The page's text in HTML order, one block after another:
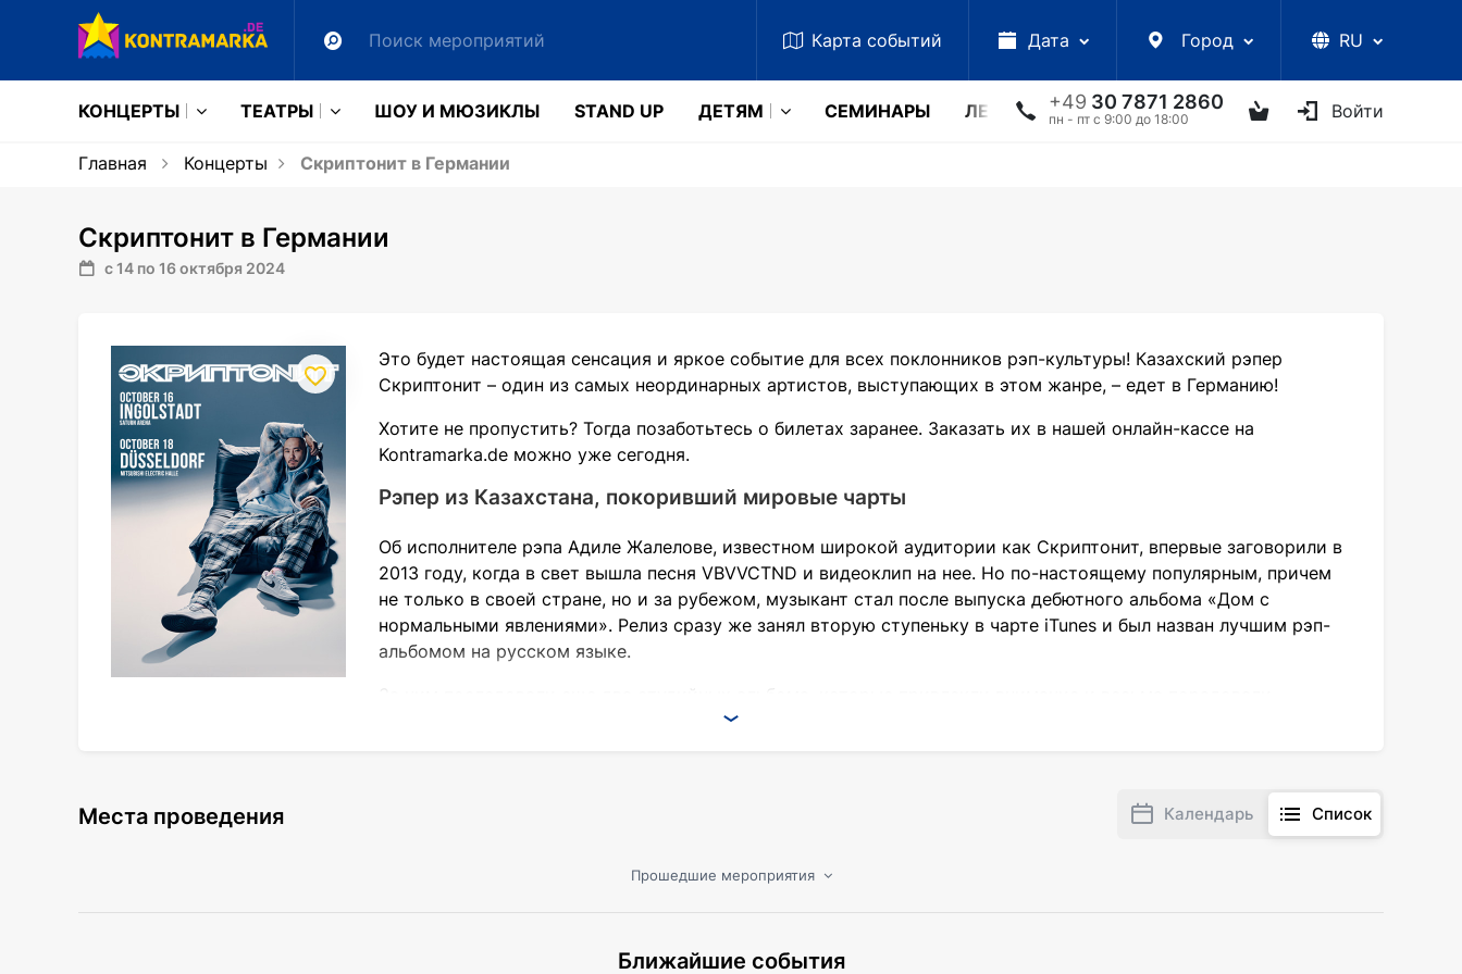
Карта событий Дата Город RU
+49 30 7871 2860
пн - пт с 9:00 до 18:00 Войти
КОНЦЕРТЫ ТЕАТРЫ ШОУ И МЮЗИКЛЫ STAND UP ДЕТЯМ CЕМИНАРЫ ЛЕКЦИИ УКРАИНСКИЕ АРТИСТЫ ДРУГОЕ
Главная Концерты Скриптонит в Германии
Скриптонит в Германии
с 14 по 16 октября 2024
Это будет настоящая сенсация и яркое событие для всех поклонников рэп-культуры! Казахский рэпер
Скриптонит – один из самых неординарных артистов, выступающих в этом жанре, – едет в Германию!
Хотите не пропустить? Тогда позаботьтесь о билетах заранее. Заказать их в нашей онлайн-кассе на
Kontramarka.de можно уже сегодня.
Рэпер из Казахстана, покоривший мировые чарты
Об исполнителе рэпа Адиле Жалелове, известном широкой аудитории как Скриптонит, впервые заговорили в
2013 году, когда в свет вышла песня VBVVCTND и видеоклип на нее. Но по-настоящему популярным, причем
не только в своей стране, но и за рубежом, музыкант стал после выпуска дебютного альбома «Дом с
нормальными явлениями». Релиз сразу же занял вторую ступеньку в чарте iTunes и был назван лучшим рэп-
альбомом на русском языке.
поклонников жанра. Однако сам исполнитель неожиданно объявил, что желает взять перерыв на несколько лет, чтобы искать новые
Вернуться в рэп Скриптонит сумел раньше. Уже в 2018 году он представил на суд своих поклонников новый проект Gruppa Skryptonite.
Слушатели сразу же заметили разницу в выступлениях: рэп-биты уступили место латиноамериканским мотивам и пронзительным поп-
От сольных записей Скриптонит тоже не отказался. Сегодня его дискография насчитывает 9 студийных альбомов, в которых скопился не
Места проведения Календарь Список
Прошедшие мероприятия
Ближайшие события